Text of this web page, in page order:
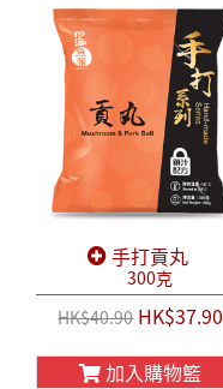
手打貢丸
300克
HK$40.90HK$37.90
加入購物籃